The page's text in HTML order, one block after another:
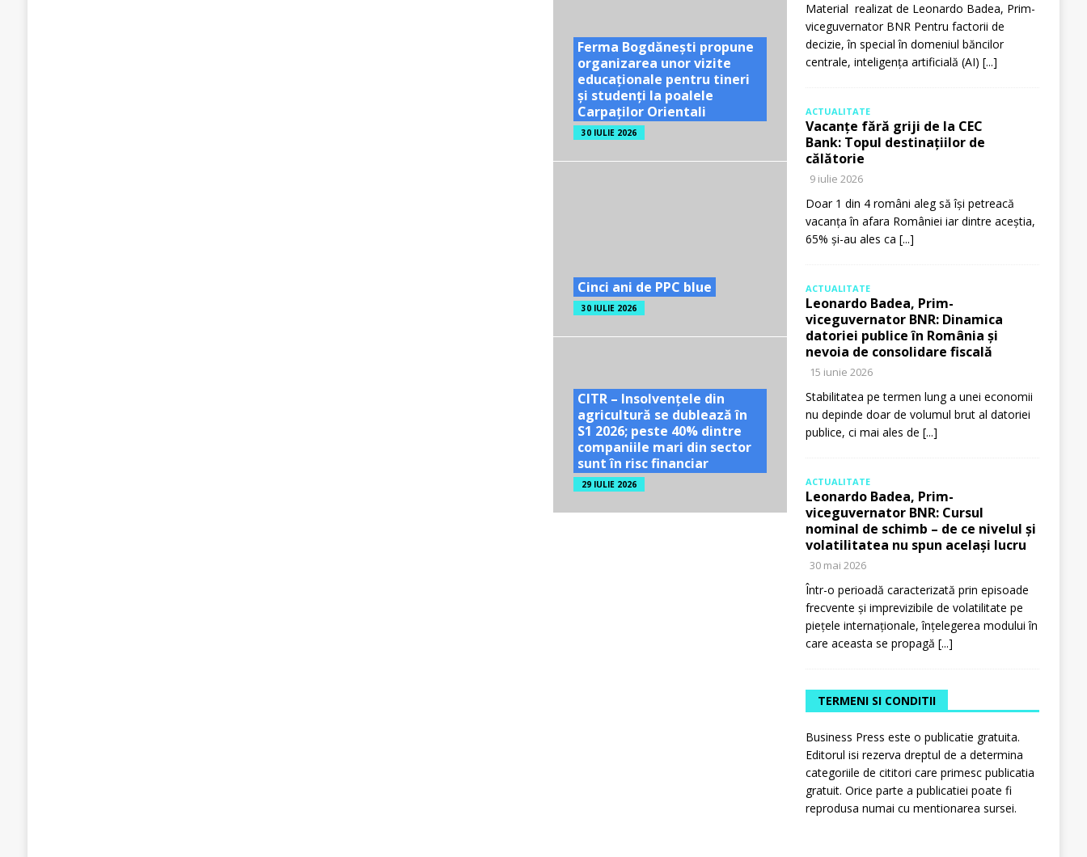
Ferma Bogdănești propune
organizarea unor vizite
educaționale pentru tineri
și studenți la poalele
Carpaților Orientali
30 IULIE 2026
Cinci ani de PPC blue
30 IULIE 2026
CITR – Insolvențele din
agricultură se dublează în
S1 2026; peste 40% dintre
companiile mari din sector
sunt în risc financiar
29 IULIE 2026
Material realizat de Leonardo Badea, Prim-
viceguvernator BNR Pentru factorii de
decizie, în special în domeniul băncilor
centrale, inteligența artificială (AI) [...]
ACTUALITATE
Vacanțe fără griji de la CEC
Bank: Topul destinațiilor de
călătorie
9 iulie 2026
Doar 1 din 4 români aleg să își petreacă
vacanța în afara României iar dintre aceștia,
65% și-au ales ca [...]
ACTUALITATE
Leonardo Badea, Prim-
viceguvernator BNR: Dinamica
datoriei publice în România și
nevoia de consolidare fiscală
15 iunie 2026
Stabilitatea pe termen lung a unei economii
nu depinde doar de volumul brut al datoriei
publice, ci mai ales de [...]
ACTUALITATE
Leonardo Badea, Prim-
viceguvernator BNR: Cursul
nominal de schimb – de ce nivelul și
volatilitatea nu spun același lucru
30 mai 2026
Într-o perioadă caracterizată prin episoade
frecvente și imprevizibile de volatilitate pe
piețele internaționale, înțelegerea modului în
care aceasta se propagă [...]
TERMENI SI CONDITII
Business Press este o publicatie gratuita.
Editorul isi rezerva dreptul de a determina
categoriile de cititori care primesc publicatia
gratuit. Orice parte a publicatiei poate fi
reprodusa numai cu mentionarea sursei.